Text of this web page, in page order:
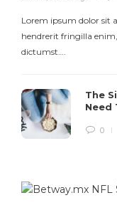
Lorem ipsum dolor sit
hendrerit fringilla
dictumst….
The
Need
0